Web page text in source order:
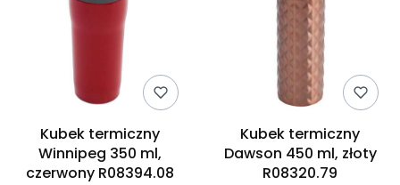
Kubek termiczny
Winnipeg 350 ml,
czerwony R08394.08
Kubek termiczny
Dawson 450 ml, złoty
R08320.79